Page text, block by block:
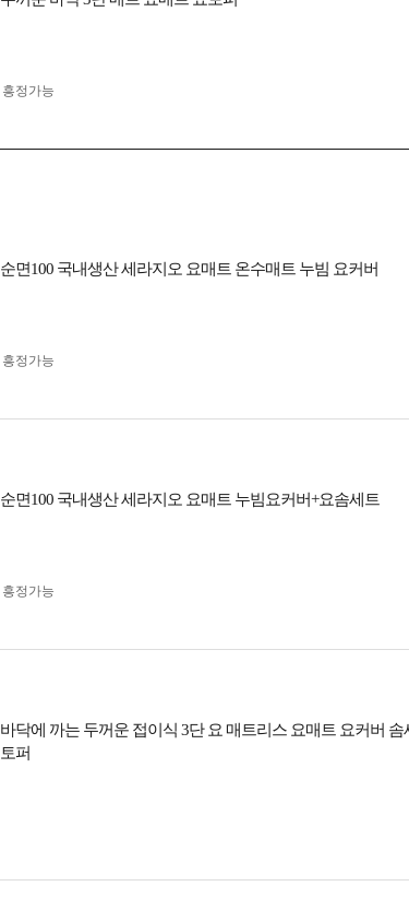
흥정가능
순면100 국내생산 세라지오 요매트 온수매트 누빔 요커버
흥정가능
순면100 국내생산 세라지오 요매트 누빔요커버+요솜세트
흥정가능
바닥에 까는 두꺼운 접이식 3단 요 매트리스 요매트 요커버 솜
토퍼